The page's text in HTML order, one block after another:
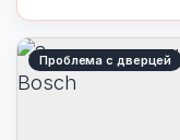
Проблема с дверцей